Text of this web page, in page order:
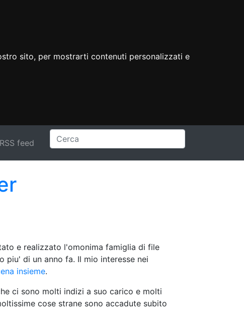
sito, per mostrarti contenuti personalizzati e
RSS feed
e realizzato l'omonima famiglia di file
piu' di un anno fa. Il mio interesse nei
insieme.
ci sono molti indizi a suo carico e molti